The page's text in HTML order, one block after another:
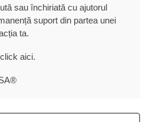
sau închiriată cu ajutorul
suport din partea unei
ta.
aici.